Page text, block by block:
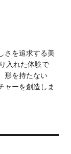
さを追求する美
入れた体験で
形を持たない
ャーを創造しま